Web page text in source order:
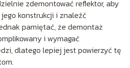
zdemontować reflektor, aby
konstrukcji i znaleźć
pamiętać, że demontaż
i wymagać
dlatego lepiej jest powierzyć tę